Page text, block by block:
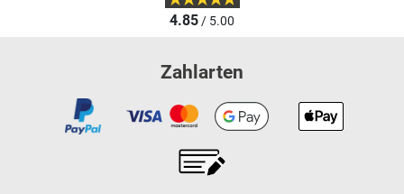
4.85/ 5.00
Zahlarten